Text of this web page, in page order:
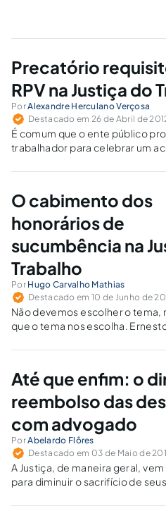
Precatório
RPV na Justiça do
PorAlexandre Herculano Verçosa
Destacado em 26 de Abril de
É comum que o ente público
trabalhador para celebrar um
principal; pelo contrário,
direito, e que inevitavelmente
com atualização.
O cabimento dos
honorários de
sucumbência na
Trabalho
Por Hugo Carvalho Mathias
Destacado em 10 de Junho de
Não devemos escolher o tema,
que o tema nos escolha.
controversas acerca do
Trabalho, contudo, a cizânia
tema…
Até que enfim: o
reembolso das
com advogado
PorAbelardo Flôres
Destacado em 03 de Maio de
A Justiça, de maneira geral,
para diminuir o sacrifício de
interesse público, como órgão